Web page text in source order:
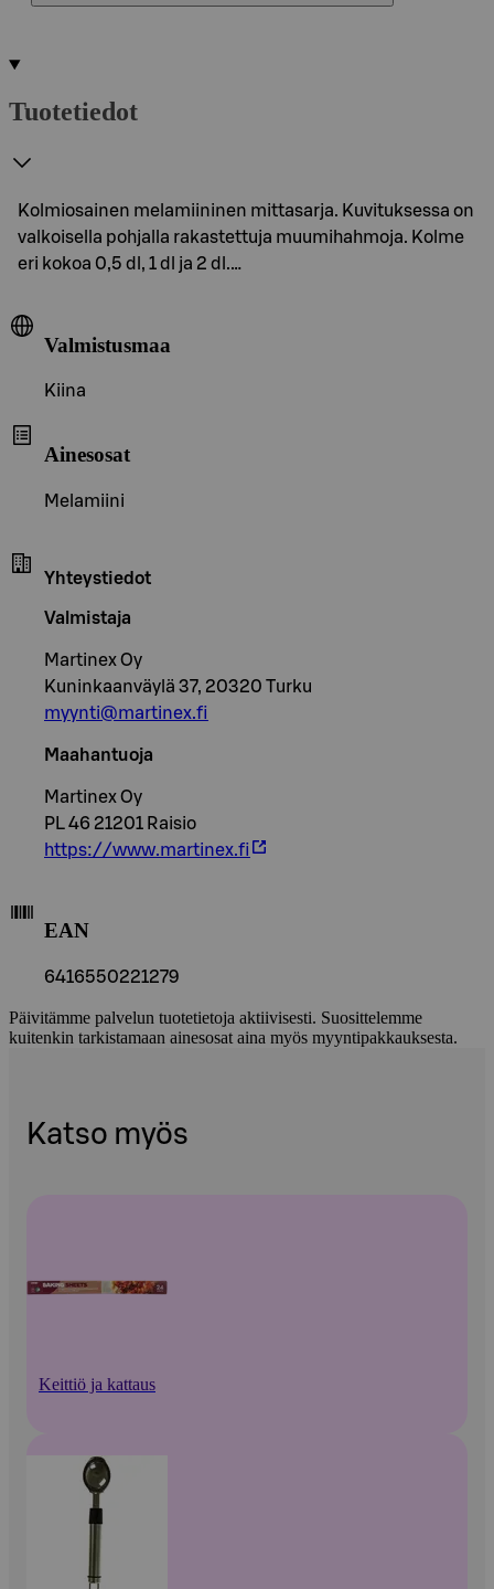
Tuotetiedot
Kolmiosainen melamiininen mittasarja. Kuvituksessa on
valkoisella pohjalla rakastettuja muumihahmoja. Kolme
eri kokoa 0,5 dl, 1 dl ja 2 dl.…
Valmistusmaa
Kiina
Ainesosat
Melamiini
Yhteystiedot
Valmistaja
Martinex Oy
Kuninkaanväylä 37, 20320 Turku
myynti@martinex.fi
Maahantuoja
Martinex Oy
PL 46 21201 Raisio
https://www.martinex.fi
EAN
6416550221279
Päivitämme palvelun tuotetietoja aktiivisesti. Suosittelemme
kuitenkin tarkistamaan ainesosat aina myös myyntipakkauksesta.
Katso myös
Keittiö ja kattaus